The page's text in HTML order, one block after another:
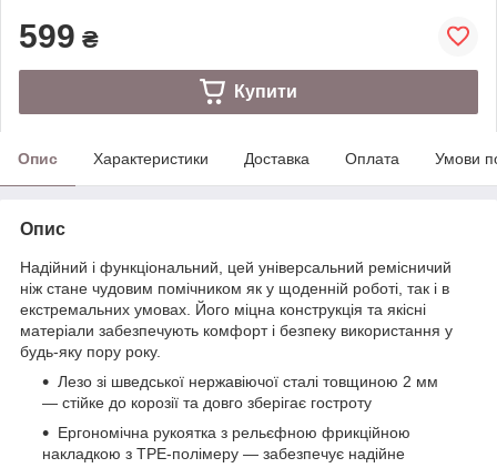
599 ₴
Купити
Опис Характеристики Доставка Оплата Умови
Опис
Надійний і функціональний, цей універсальний ремісничий
ніж стане чудовим помічником як у щоденній роботі, так і в
екстремальних умовах. Його міцна конструкція та якісні
матеріали забезпечують комфорт і безпеку використання у
будь-яку пору року.
Лезо зі шведської нержавіючої сталі товщиною 2 мм
— стійке до корозії та довго зберігає гостроту
Ергономічна рукоятка з рельєфною фрикційною
накладкою з TPE-полімеру — забезпечує надійне